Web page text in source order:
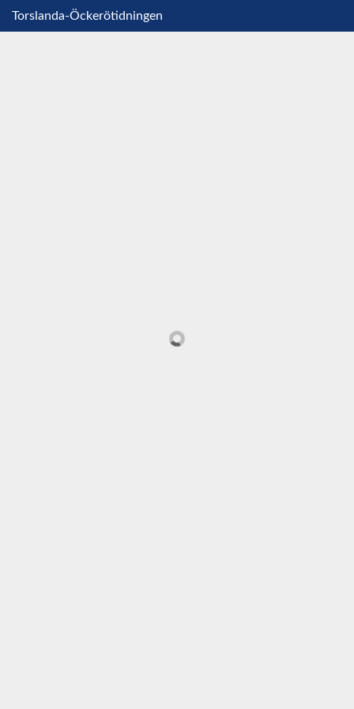
Torslanda-Öckerötidningen